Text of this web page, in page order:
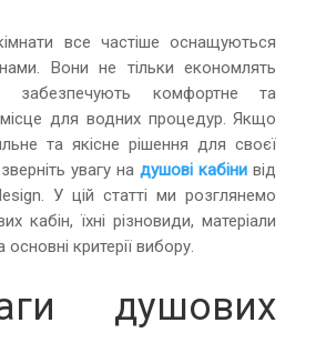
все частіше оснащуються
Вони не тільки економлять
комфортне та
місце для водних процедур. Якщо
та якісне рішення для своєї
увагу надушові кабіни від
У цій статті ми розглянемо
кабін, їхні різновиди, матеріали
критерії вибору.
душових